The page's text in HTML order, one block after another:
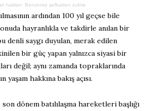
hakları: Benzersiz şefkatten zulme
ardından 100 yıl geçse bile
hayranlıkla ve takdirle anılan bir
denli saygı duyulan, merak edilen
bir güç yapan yalnızca siyasi bir
değil; aynı zamanda topraklarında
yaşam hakkına bakış açısı.
son dönem batılılaşma hareketleri başlığı